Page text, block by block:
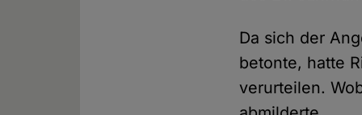
Da sich der
betonte, hatte
verurteilen.